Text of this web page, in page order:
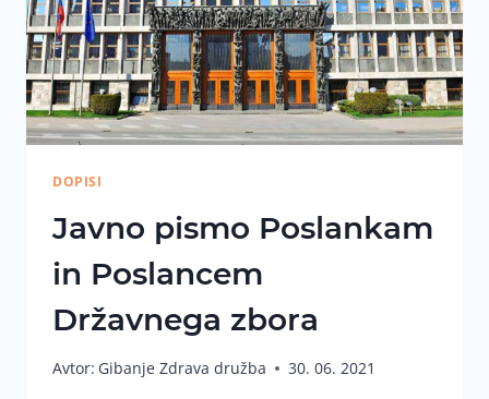
DOPISI
Javno pismo Poslankam
in Poslancem
Državnega zbora
Avtor: Gibanje Zdrava družba 30. 06. 2021